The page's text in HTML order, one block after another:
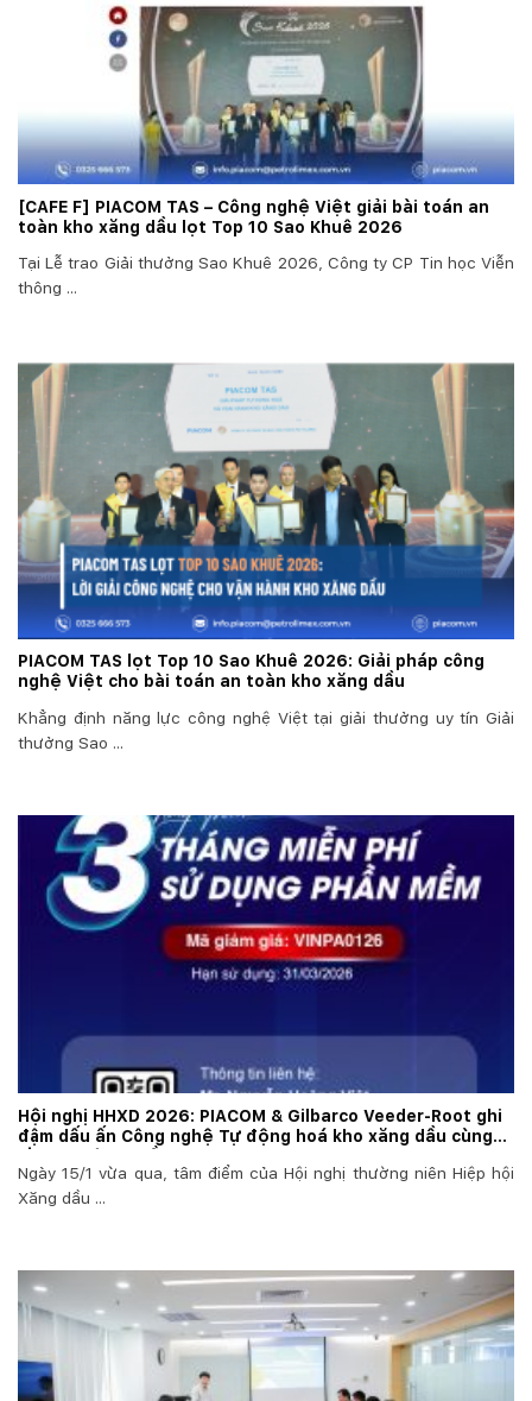
[CAFE F] PIACOM TAS – Công nghệ Việt giải bài toán an
toàn kho xăng dầu lọt Top 10 Sao Khuê 2026
Tại Lễ trao Giải thưởng Sao Khuê 2026, Công ty CP Tin học Viễn
thông ...
PIACOM TAS lọt Top 10 Sao Khuê 2026: Giải pháp công
nghệ Việt cho bài toán an toàn kho xăng dầu
Khẳng định năng lực công nghệ Việt tại giải thưởng uy tín Giải
thưởng Sao ...
Hội nghị HHXD 2026: PIACOM & Gilbarco Veeder-Root ghi
đậm dấu ấn Công nghệ Tự động hoá kho xăng dầu cùng
Ngày 15/1 vừa qua, tâm điểm của Hội nghị thường niên Hiệp hội
Xăng dầu ...